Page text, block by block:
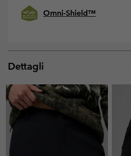
Omni-Shield™
Dettagli